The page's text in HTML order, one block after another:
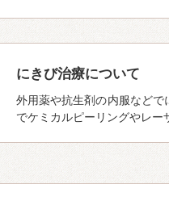
にきび治療について
外用薬や抗生剤の内服など
でケミカルピーリングやレー